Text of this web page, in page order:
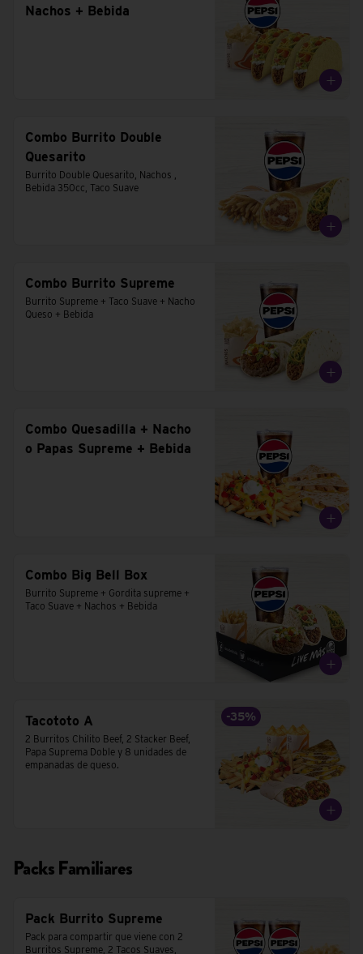
Nachos + Bebida
Combo Burrito Double
Quesarito
Burrito Double Quesarito, Nachos ,
Bebida 350cc, Taco Suave
Combo Burrito Supreme
Burrito Supreme + Taco Suave + Nacho
Queso + Bebida
Combo Quesadilla + Nacho
o Papas Supreme + Bebida
Combo Big Bell Box
Burrito Supreme + Gordita supreme +
Taco Suave + Nachos + Bebida
-35%
Tacototo A
2 Burritos Chilito Beef, 2 Stacker Beef,
Papa Suprema Doble y 8 unidades de
empanadas de queso.
Packs Familiares
Pack Burrito Supreme
Pack para compartir que viene con 2
Burritos Supreme, 2 Tacos Suaves,